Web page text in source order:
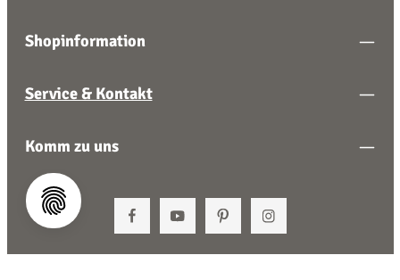
Shopinformation
Service & Kontakt
Komm zu uns